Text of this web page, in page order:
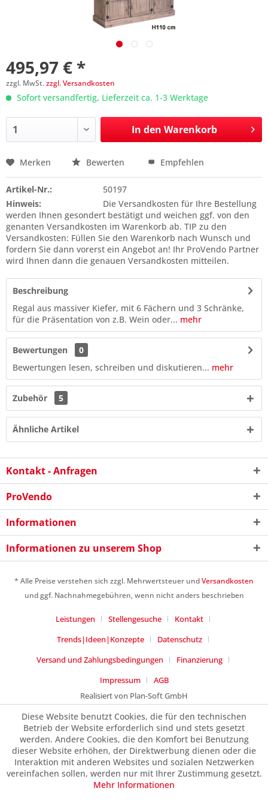
495,97 € *
zzgl. MwSt.zzgl. Versandkosten
Sofort versandfertig, Lieferzeit ca. 1-3 Werktage
In den Warenkorb
Preis anfragen
1 * 9 = ?
Ich habe dieDatenschutzerklärung
Mit * gekennzeichnete Felder sind Pflichtfelder.
Senden
Merken Bewerten Empfehlen
Artikel-Nr.:
50197
Hinweis:
Die Versandkosten für Ihre Bestellung
werden Ihnen gesondert bestätigt und weichen ggf. von den
genanten Versandkosten im Warenkorb ab. TIP zu den
Versandkosten: Füllen Sie den Warenkorb nach Wunsch und
fordern Sie dann vorerst ein Angebot an! Ihr ProVendo Partner
wird Ihnen dann die genauen Versandkosten mitteilen.
Beschreibung
Regal aus massiver Kiefer, mit 6 Fächern und 3 Schränke,
für die Präsentation von z.B. Wein oder... mehr
Bewertungen
0
Bewertungen lesen, schreiben und diskutieren... mehr
Zubehör 5
Ähnliche Artikel
Kontakt - Anfragen
ProVendo
Informationen
Informationen zu unserem Shop
* Alle Preise verstehen sich zzgl. Mehrwertsteuer undVersandkosten
und ggf. Nachnahmegebühren, wenn nicht anders beschrieben
Leistungen Stellengesuche
Kontakt
Trends|Ideen|Konzepte
Datenschutz
Versand und Zahlungsbedingungen
Finanzierung
Impressum
AGB
Realisiert von Plan-Soft GmbH
Diese Website benutzt Cookies, die für den technischen
Betrieb der Website erforderlich sind und stets gesetzt
werden. Andere Cookies, die den Komfort bei Benutzung
dieser Website erhöhen, der Direktwerbung dienen oder die
Interaktion mit anderen Websites und sozialen Netzwerken
vereinfachen sollen, werden nur mit Ihrer Zustimmung gesetzt.
Mehr Informationen